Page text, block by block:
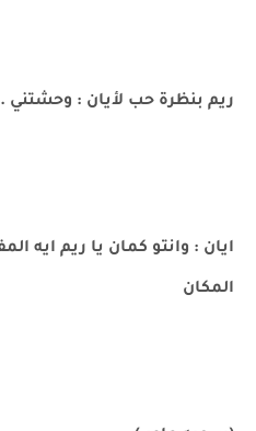
ريم بنظرة حب لأيان :
ايان : وانتو كمان يا ريم ايه
المكان